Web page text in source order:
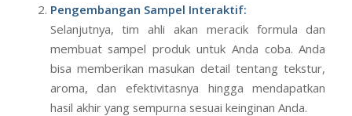
Pengembangan Sampel Interaktif:
Selanjutnya, tim ahli akan meracik formula dan
membuat sampel produk untuk Anda coba. Anda
bisa memberikan masukan detail tentang tekstur,
aroma, dan efektivitasnya hingga mendapatkan
hasil akhir yang sempurna sesuai keinginan Anda.